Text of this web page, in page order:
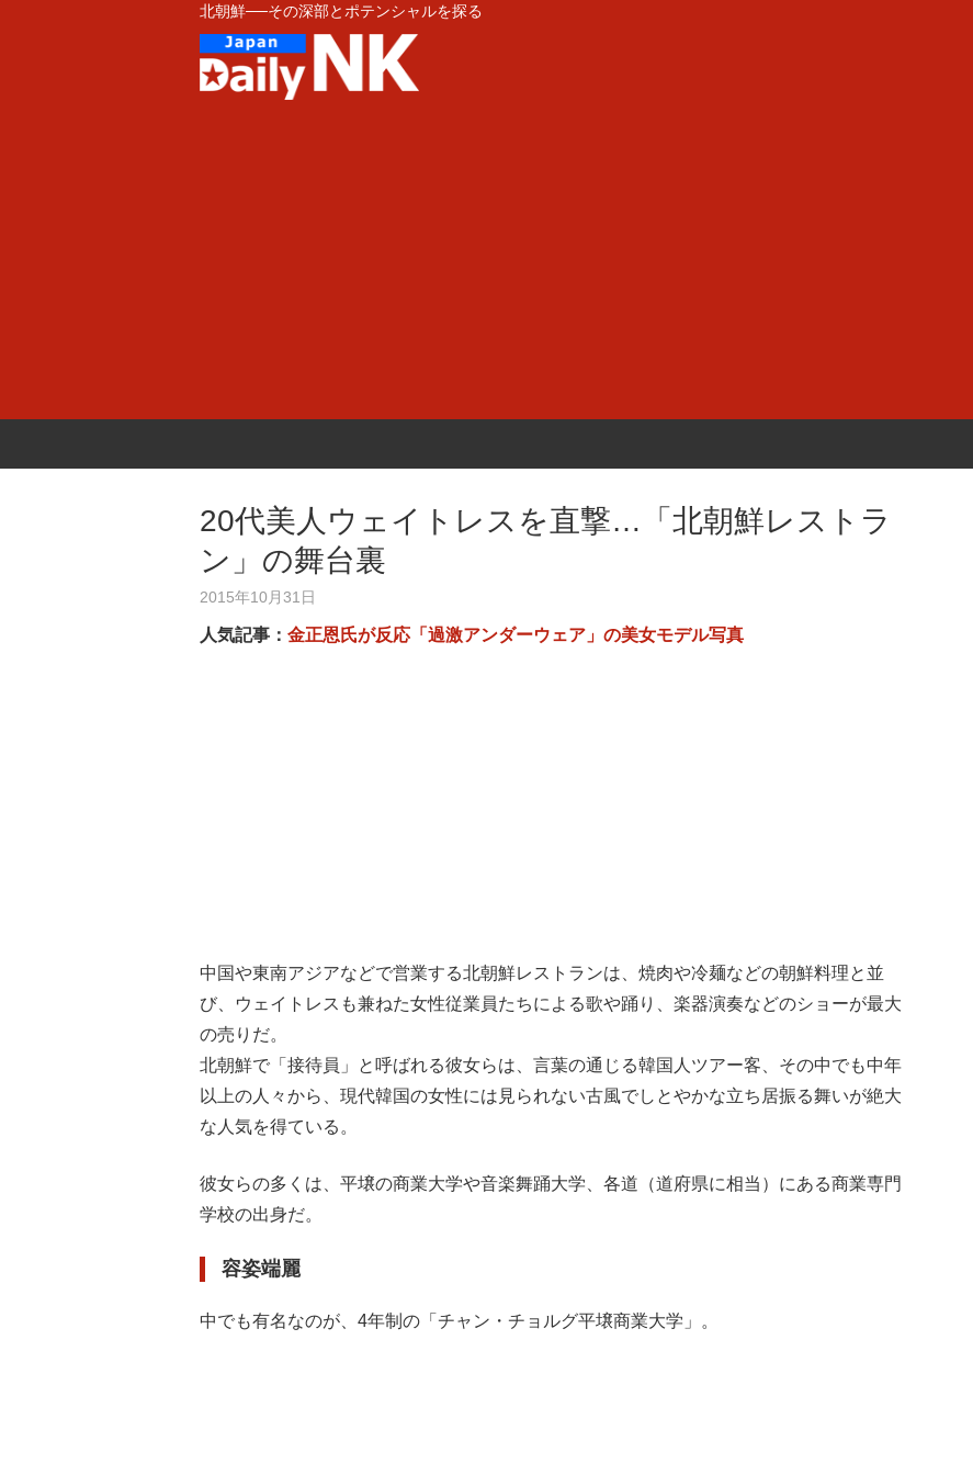
北朝鮮──その深部とポテンシャルを探る
20代美人ウェイトレスを直撃…「北朝鮮レストラ
ン」の舞台裏
2015年10月31日
人気記事： 金正恩氏が反応「過激アンダーウェア」の美女モデル写真
中国や東南アジアなどで営業する北朝鮮レストランは、焼肉や冷麺などの朝鮮料理と並
び、ウェイトレスも兼ねた女性従業員たちによる歌や踊り、楽器演奏などのショーが最大
の売りだ。
北朝鮮で「接待員」と呼ばれる彼女らは、言葉の通じる韓国人ツアー客、その中でも中年
以上の人々から、現代韓国の女性には見られない古風でしとやかな立ち居振る舞いが絶大
な人気を得ている。
彼女らの多くは、平壌の商業大学や音楽舞踊大学、各道（道府県に相当）にある商業専門
学校の出身だ。
容姿端麗
中でも有名なのが、4年制の「チャン・チョルグ平壌商業大学」。